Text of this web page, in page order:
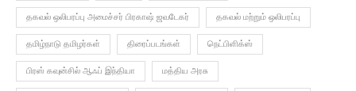
தகவல் ஒலிபரப்பு அமைச்சர் பிரகாஷ் ஜவடேகர் தகவல் மற்றும் ஒலிபரப்பு
தமிழ்நாடு தமிழர்கள் திரைப்படங்கள் நெட்பிளிக்ஸ்
பிரஸ் கவுன்சில் ஆஃப் இந்தியா மத்திய அரசு